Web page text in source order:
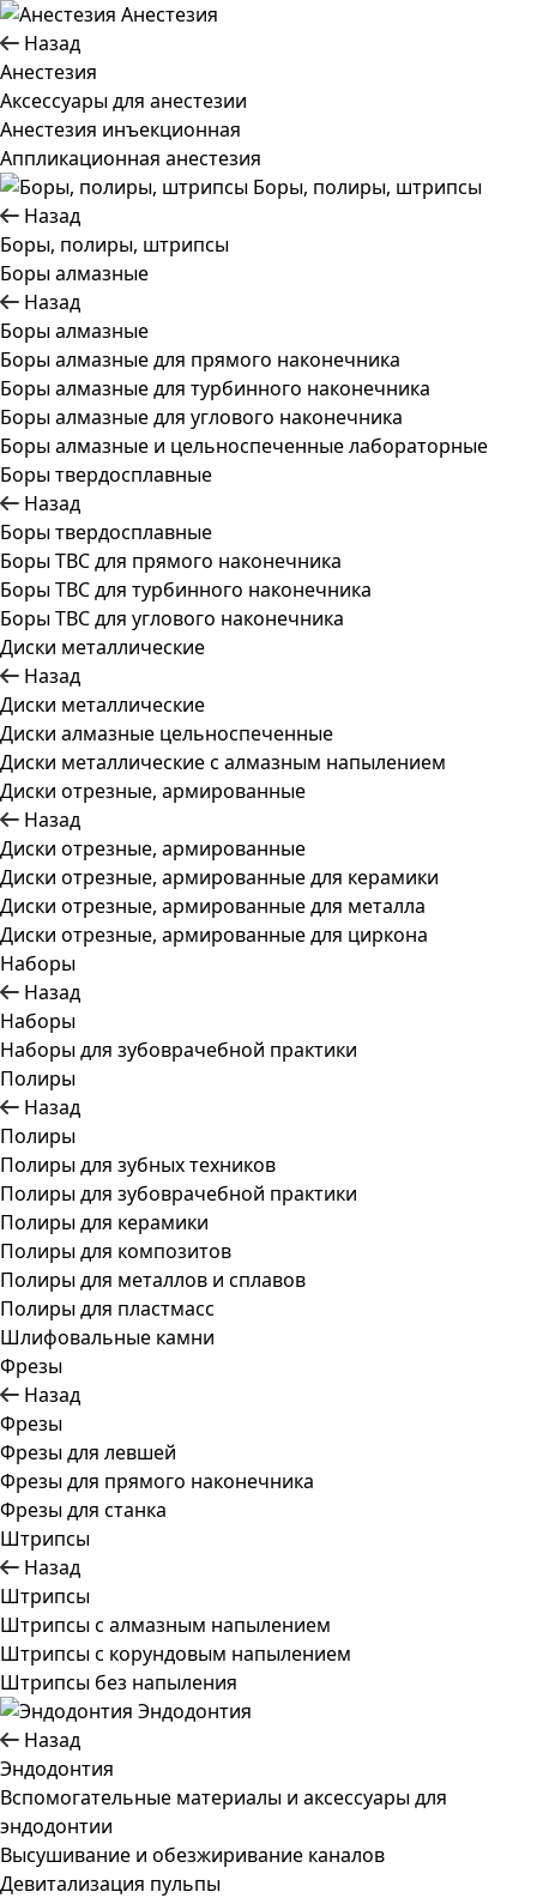
Анестезия
Назад
Анестезия
Аксессуары для анестезии
Анестезия инъекционная
Аппликационная анестезия
Боры, полиры, штрипсы
Назад
Боры, полиры, штрипсы
Боры алмазные
Назад
Боры алмазные
Боры алмазные для прямого наконечника
Боры алмазные для турбинного наконечника
Боры алмазные для углового наконечника
Боры алмазные и цельноспеченные лабораторные
Боры твердосплавные
Назад
Боры твердосплавные
Боры ТВС для прямого наконечника
Боры ТВС для турбинного наконечника
Боры ТВС для углового наконечника
Диски металлические
Назад
Диски металлические
Диски алмазные цельноспеченные
Диски металлические с алмазным напылением
Диски отрезные, армированные
Назад
Диски отрезные, армированные
Диски отрезные, армированные для керамики
Диски отрезные, армированные для металла
Диски отрезные, армированные для циркона
Наборы
Назад
Наборы
Наборы для зубоврачебной практики
Полиры
Назад
Полиры
Полиры для зубных техников
Полиры для зубоврачебной практики
Полиры для керамики
Полиры для композитов
Полиры для металлов и сплавов
Полиры для пластмасс
Шлифовальные камни
Фрезы
Назад
Фрезы
Фрезы для левшей
Фрезы для прямого наконечника
Фрезы для станка
Штрипсы
Назад
Штрипсы
Штрипсы c алмазным напылением
Штрипсы c корундовым напылением
Штрипсы без напыления
Эндодонтия
Назад
Эндодонтия
Вспомогательные материалы и аксессуары для
эндодонтии
Высушивание и обезжиривание каналов
Девитализация пульпы